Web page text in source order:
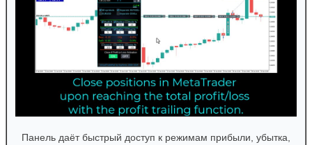
Панель даёт быстрый доступ к режимам прибыли, убытка,